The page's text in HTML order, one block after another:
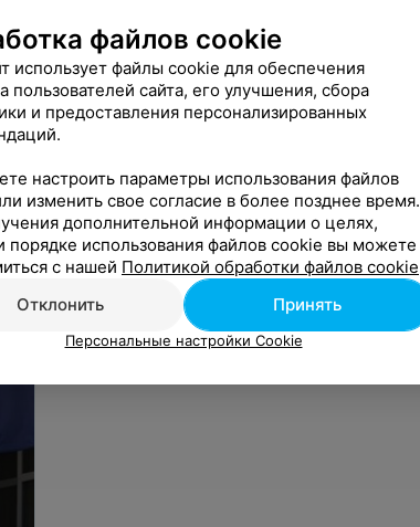
Курсы греческого языка
файлов cookie
использует файлы cookie для обеспечения
пользователей сайта, его улучшения, сбора
и предоставления персонализированных
настроить параметры использования файлов
изменить свое согласие в более позднее время.
дополнительной информации о целях,
порядке использования файлов cookie вы можете
с нашей Политикой обработки файлов cookie
Отклонить
Принять
Персональные настройки Cookie